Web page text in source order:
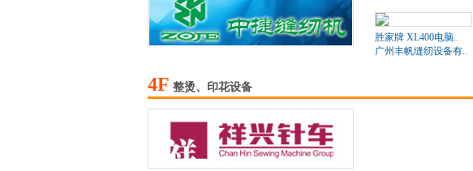
胜家牌 XL400电脑..
广州丰帆缝纫设备有..
4F 整烫、印花设备